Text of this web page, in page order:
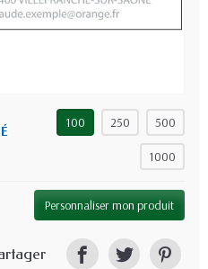
100 250 500
1000
Personnaliser mon produit